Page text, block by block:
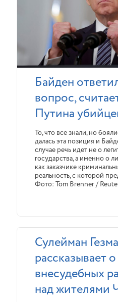
Байден
вопрос,
Путина
То, что все знали, но
далась эта позиция и
случае речь идет не о
государства, а именно о
как заказчике
реальность, с которой
Фото: Tom Brenner /
Сулейман
рассказывает о
внесудебных
над жителями